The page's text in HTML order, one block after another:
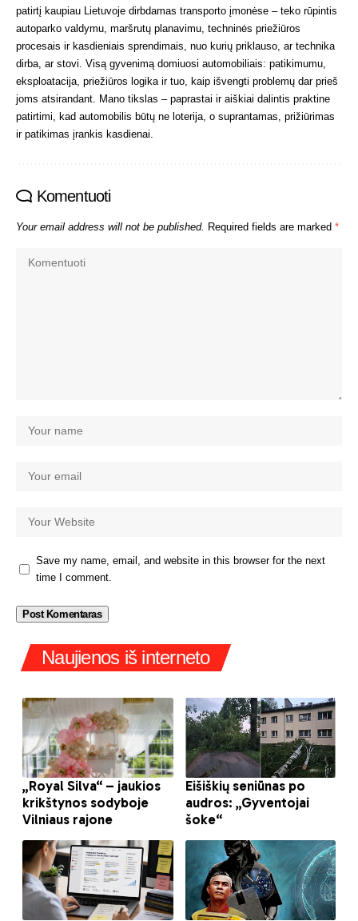
patirtį kaupiau Lietuvoje dirbdamas transporto įmonėse – teko rūpintis
autoparko valdymu, maršrutų planavimu, techninės priežiūros
procesais ir kasdieniais sprendimais, nuo kurių priklauso, ar technika
dirba, ar stovi. Visą gyvenimą domiuosi automobiliais: patikimumu,
eksploatacija, priežiūros logika ir tuo, kaip išvengti problemų dar prieš
joms atsirandant. Mano tikslas – paprastai ir aiškiai dalintis praktine
patirtimi, kad automobilis būtų ne loterija, o suprantamas, prižiūrimas
ir patikimas įrankis kasdienai.
Komentuoti
Your email address will not be published. Required fields are marked *
Save my name, email, and website in this browser for the next
time I comment.
Naujienos iš interneto